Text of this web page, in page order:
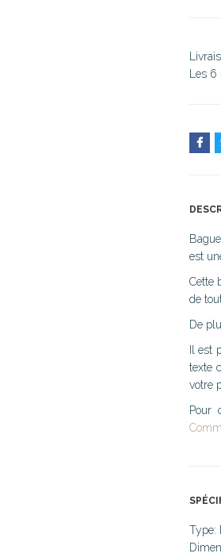
Les
est
Cette
de
De
Il
texte
votre
Pour
Type: